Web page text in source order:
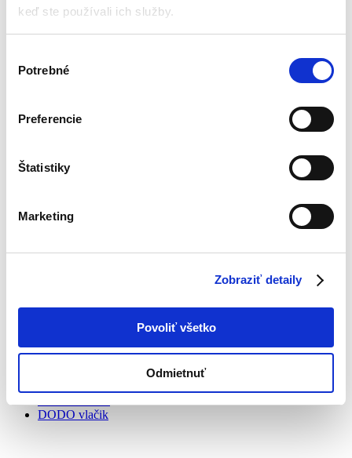
keď ste používali ich služby.
súhlasu
Potrebné
Preferencie
Štatistiky
Marketing
Zobraziť detaily
Povoliť všetko
Odmietnuť
Montana Ski Servis
Zľavy a balíky
Mapa Donovaly
DODO vlačik